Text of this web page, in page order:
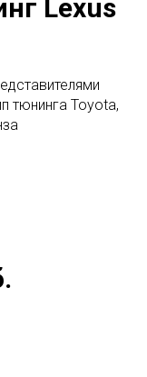
Lexus
тюнинга Toyota,